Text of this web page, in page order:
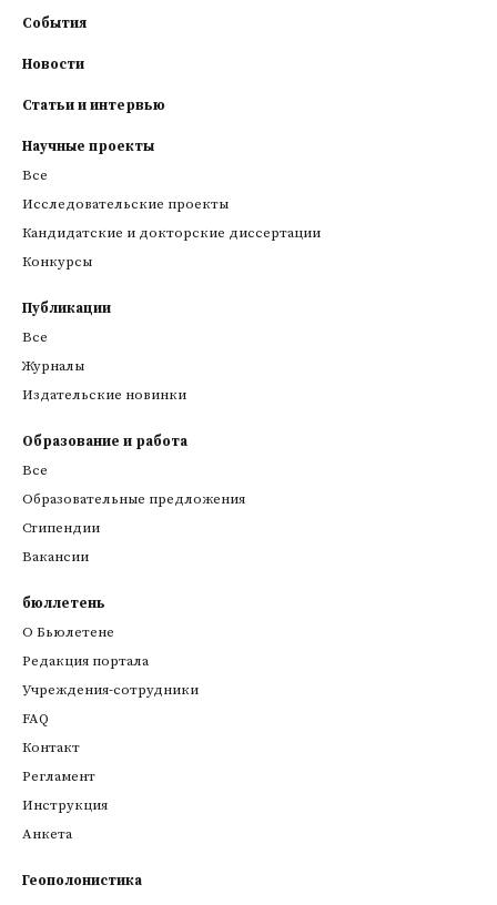
События
Новости
Статьи и интервью
Научные проекты
Все
Исследовательские проекты
Кандидатские и докторские диссертации
Конкурсы
Публикации
Все
Журналы
Издательские новинки
Образование и работа
Все
Образовательные предложения
Стипендии
Вакансии
бюллетень
О Бьюлетене
Редакция портала
Учреждения-сотрудники
FAQ
Контакт
Регламент
Инструкция
Анкета
Геополонистика